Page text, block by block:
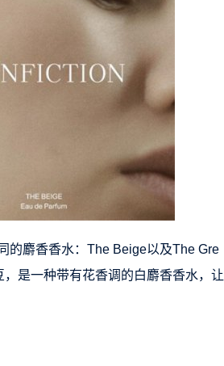
的麝香香水：The Beige以及The Gre
是一种带有花香调的白麝香香水，让